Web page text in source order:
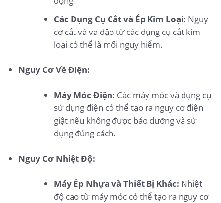
Các Dụng Cụ Cắt và Ép Kim Loại: Nguy
cơ cắt và va đập từ các dụng cụ cắt kim
loại có thể là mối nguy hiểm.
Nguy Cơ Về Điện:
Máy Móc Điện: Các máy móc và dụng cụ
sử dụng điện có thể tạo ra nguy cơ điện
giật nếu không được bảo dưỡng và sử
dụng đúng cách.
Nguy Cơ Nhiệt Độ:
Máy Ép Nhựa và Thiết Bị Khác: Nhiệt
độ cao từ máy móc có thể tạo ra nguy cơ